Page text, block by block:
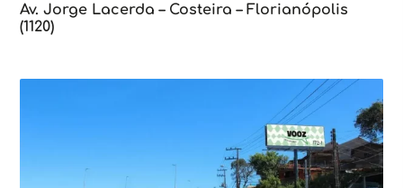
Av. Jorge Lacerda – Costeira – Florianópolis
(1120)